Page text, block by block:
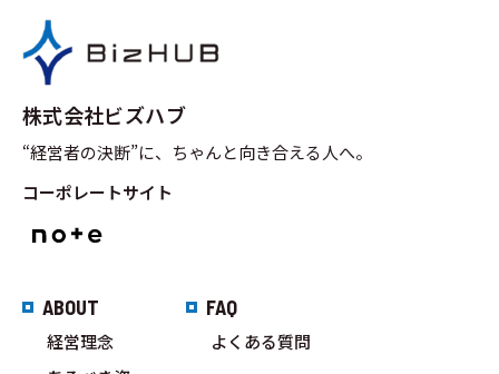
株式会社ビズハブ
“経営者の決断”に、ちゃんと向き合える人へ。
コーポレートサイト
ABOUT
経営理念
FAQ
よくある質問